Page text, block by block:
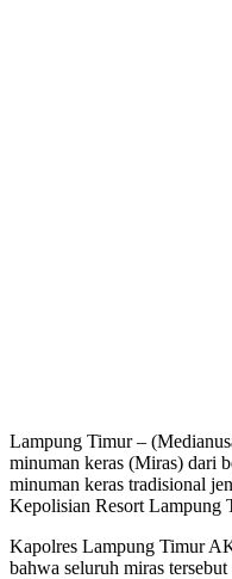
Lampung Timur –
minuman keras (Miras) dari
minuman keras tradisional
Kepolisian Resort Lampung
Kapolres Lampung Timur
bahwa seluruh miras